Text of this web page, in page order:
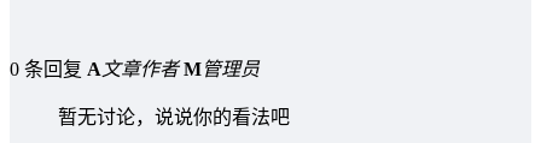
0 条回复 A文章作者 M管理员
暂无讨论，说说你的看法吧